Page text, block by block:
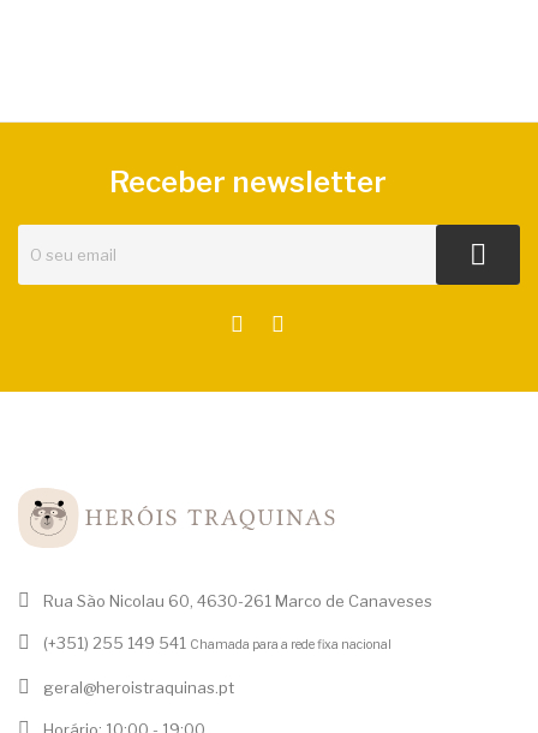
Receber newsletter
Rua São Nicolau 60, 4630-261 Marco de Canaveses
(+351) 255 149 541 Chamada para a rede fixa nacional
geral@heroistraquinas.pt
Horário: 10:00 - 19:00